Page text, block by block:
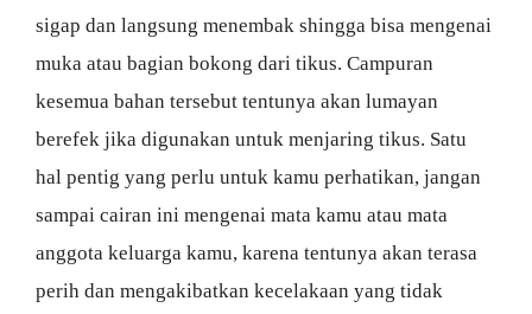
sigap dan langsung menembak shingga bisa mengenai
muka atau bagian bokong dari tikus. Campuran
kesemua bahan tersebut tentunya akan lumayan
berefek jika digunakan untuk menjaring tikus. Satu
hal pentig yang perlu untuk kamu perhatikan, jangan
sampai cairan ini mengenai mata kamu atau mata
anggota keluarga kamu, karena tentunya akan terasa
perih dan mengakibatkan kecelakaan yang tidak